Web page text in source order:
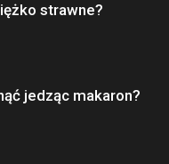
strawne?
jedząc makaron?